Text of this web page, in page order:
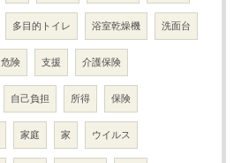
多目的トイレ 浴室乾燥機 洗面台
危険 支援 介護保険
自己負担 所得 保険
家庭 家 ウイルス